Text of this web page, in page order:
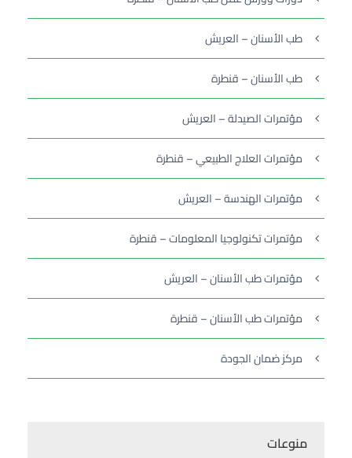
طب الأسنان – العريش
طب الأسنان – قنطرة
مؤتمرات الصيدلة – العريش
مؤتمرات العلاج الطبيعي – قنطرة
مؤتمرات الهندسة – العريش
مؤتمرات تكنولوجيا المعلومات – قنطرة
مؤتمرات طب الأسنان – العريش
مؤتمرات طب الأسنان – قنطرة
مركز ضمان الجودة
منوعات